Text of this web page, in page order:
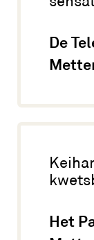
De
Het